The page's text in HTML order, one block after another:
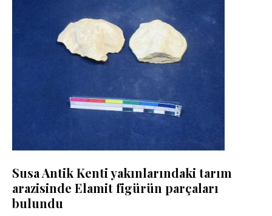
Susa Antik Kenti yakınlarındaki tarım
arazisinde Elamit figürün parçaları
bulundu